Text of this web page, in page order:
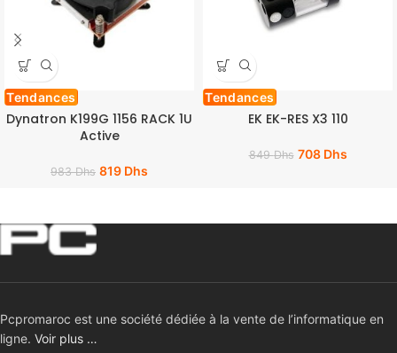
Tendances
Dynatron K199G 1156 RACK 1U
Active
983Dhs 819 Dhs
Tendances
EK EK-RES X3 110
849Dhs 708 Dhs
Pcpromaroc est une société dédiée à la vente de l’informatique en
ligne. Voir plus …